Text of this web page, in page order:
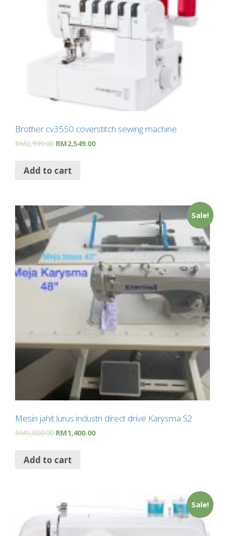
Brother cv3550 coverstitch sewing machine
RM2,599.00 RM2,549.00
Add to cart
Sale!
Mesin jahit lurus industri direct drive Karysma S2
RM1,800.00 RM1,400.00
Add to cart
Sale!